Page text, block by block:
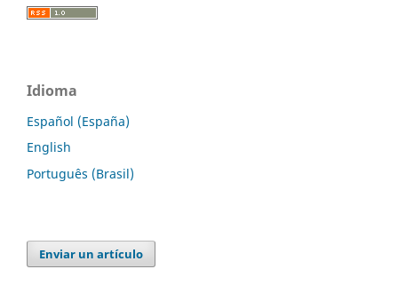
Idioma
Español (España)
English
Português (Brasil)
Enviar un artículo